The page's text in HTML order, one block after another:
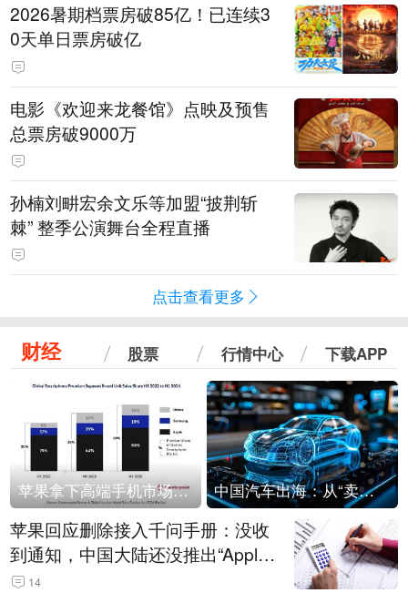
2026暑期档票房破85亿！已连续3
0天单日票房破亿
电影《欢迎来龙餐馆》点映及预售
总票房破9000万
孙楠刘畊宏余文乐等加盟“披荆斩
棘” 整季公演舞台全程直播
点击查看更多
财经 股票 行情中心 下载APP
苹果拿下高端手机市场65%的份额：iPhone 17系列功不可没 中国汽车出海：从“卖出去”到“走进去”
苹果回应删除接入千问手册：没收
到通知，中国大陆还没推出“Apple
智能使用千问”功能
14